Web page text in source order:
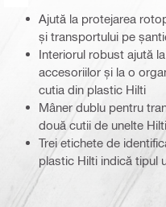
Ajută la protejarea
și transportului pe
Interiorul robust ajută
accesoriilor și la o
cutia din plastic Hilti
Mâner dublu pentru
două cutii de unelte
Trei etichete de
plastic Hilti indică tipul